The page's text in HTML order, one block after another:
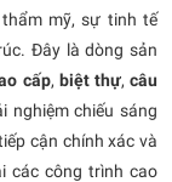
mỹ, sự tinh tế
Đây là dòng sản
cấp, biệt thự,câu
nghiệm chiếu sáng
cận chính xác và
các công trình cao